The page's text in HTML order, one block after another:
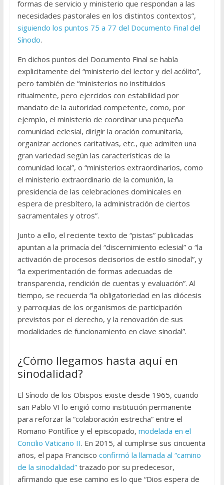
formas de servicio y ministerio que respondan a las
necesidades pastorales en los distintos contextos”,
siguiendo los puntos 75 a 77 del Documento Final del
Sínodo.
En dichos puntos del Documento Final se habla
explicitamente del “ministerio del lector y del acólito”,
pero también de “ministerios no instituidos
ritualmente, pero ejercidos con estabilidad por
mandato de la autoridad competente, como, por
ejemplo, el ministerio de coordinar una pequeña
comunidad eclesial, dirigir la oración comunitaria,
organizar acciones caritativas, etc., que admiten una
gran variedad según las características de la
comunidad local”, o “ministerios extraordinarios, como
el ministerio extraordinario de la comunión, la
presidencia de las celebraciones dominicales en
espera de presbítero, la administración de ciertos
sacramentales y otros”.
Junto a ello, el reciente texto de “pistas” publicadas
apuntan a la primacía del “discernimiento eclesial” o “la
activación de procesos decisorios de estilo sinodal”, y
“la experimentación de formas adecuadas de
transparencia, rendición de cuentas y evaluación”. Al
tiempo, se recuerda “la obligatoriedad en las diócesis
y parroquias de los organismos de participación
previstos por el derecho, y la renovación de sus
modalidades de funcionamiento en clave sinodal”.
¿Cómo llegamos hasta aquí en
sinodalidad?
El Sínodo de los Obispos existe desde 1965, cuando
san Pablo VI lo erigió como institución permanente
para reforzar la “colaboración estrecha” entre el
Romano Pontífice y el episcopado, modelada en el
Concilio Vaticano II. En 2015, al cumplirse sus cincuenta
años, el papa Francisco confirmó la llamada al “camino
de la sinodalidad”trazado por su predecesor,
afirmando que ese camino es lo que “Dios espera de